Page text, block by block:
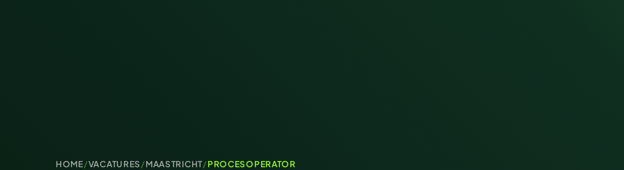
HOME/VACATURES / MAASTRICHT/ PROCESOPERATOR